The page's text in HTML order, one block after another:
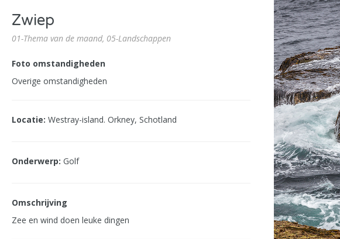
Zwiep
01-Thema van de maand, 05-Landschappen
Foto omstandigheden
Overige omstandigheden
Locatie: Westray-island. Orkney, Schotland
Onderwerp: Golf
Omschrijving
Zee en wind doen leuke dingen